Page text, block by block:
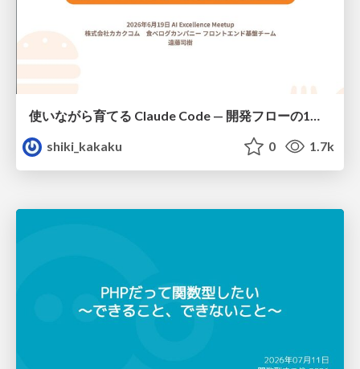
使いながら育てる Claude Code — 開発フローの1コマンド化 × 繰り返し指摘の自動仕組み化
shiki_kakaku
0 1.7k